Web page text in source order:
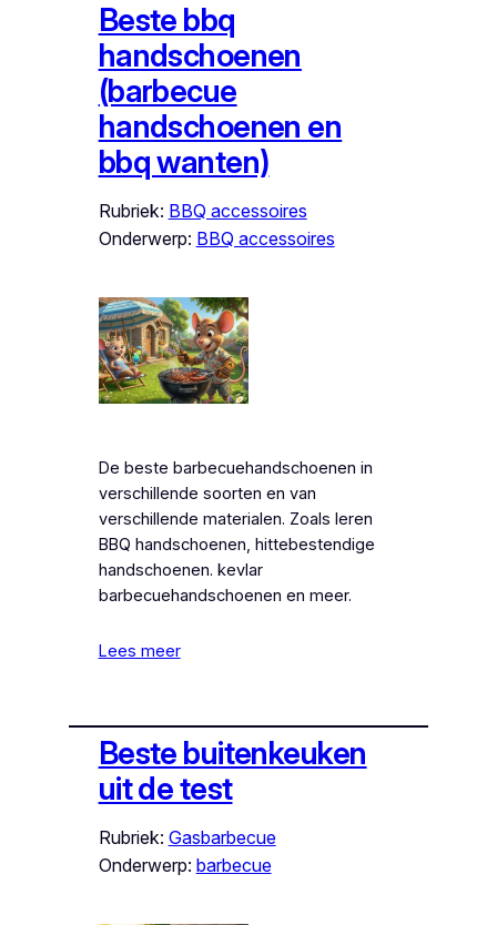
Beste bbq
handschoenen
(barbecue
handschoenen en
bbq wanten)
Rubriek: BBQ accessoires
Onderwerp: BBQ accessoires
De beste barbecuehandschoenen in
verschillende soorten en van
verschillende materialen. Zoals leren
BBQ handschoenen, hittebestendige
handschoenen. kevlar
barbecuehandschoenen en meer.
Lees meer
Beste buitenkeuken
uit de test
Rubriek: Gasbarbecue
Onderwerp: barbecue